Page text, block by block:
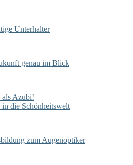
Unterhalter
genau im Blick
als Azubi!
die Schönheitswelt
zum Augenoptiker